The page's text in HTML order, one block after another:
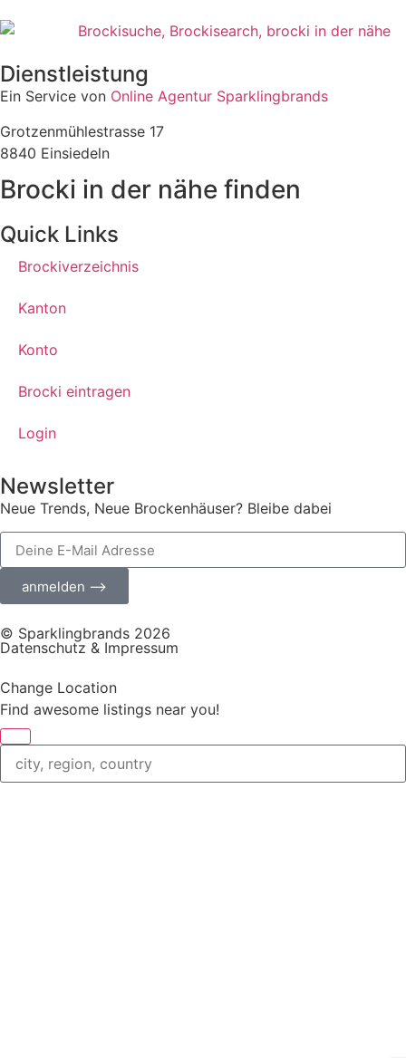
Dienstleistung
Ein Service von Online Agentur Sparklingbrands
Grotzenmühlestrasse 17
8840 Einsiedeln
Brocki in der nähe finden
Quick Links
Brockiverzeichnis
Kanton
Konto
Brocki eintragen
Login
Newsletter
Neue Trends, Neue Brockenhäuser? Bleibe dabei
anmelden ⟶
© Sparklingbrands 2026
Datenschutz & Impressum
Change Location
Find awesome listings near you!
Change Location